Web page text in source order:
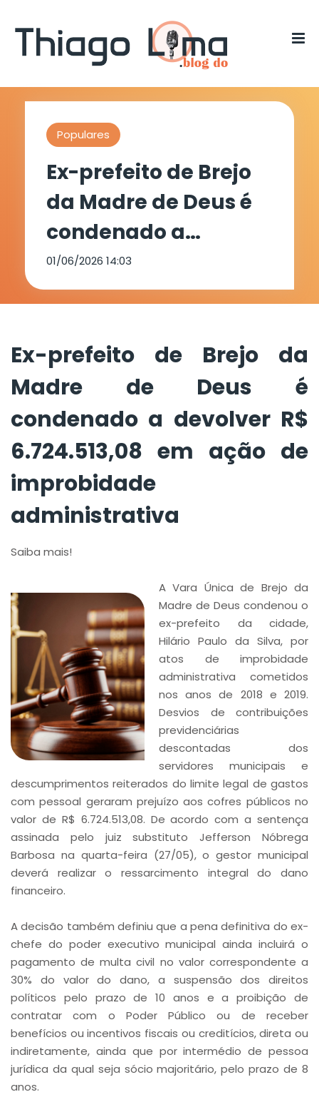
Populares
Ex-prefeito de Brejo
da Madre de Deus é
condenado a
devolver R$
6.724.513,08 em ação
administrativa
01/06/2026 14:03
Ex-prefeito de Brejo da
Madre de Deus é
condenado a devolver R$
6.724.513,08 em ação de
improbidade
administrativa
Saiba mais!
A Vara Única de Brejo da
Madre de Deus condenou o
ex-prefeito da cidade,
Hilário Paulo da Silva, por
atos de improbidade
administrativa cometidos
nos anos de 2018 e 2019.
Desvios de contribuições
previdenciárias
descontadas dos
servidores municipais e
descumprimentos reiterados do limite legal de gastos
com pessoal geraram prejuízo aos cofres públicos no
valor de R$ 6.724.513,08. De acordo com a sentença
assinada pelo juiz substituto Jefferson Nóbrega
Barbosa na quarta-feira (27/05), o gestor municipal
deverá realizar o ressarcimento integral do dano
financeiro.
A decisão também definiu que a pena definitiva do ex-
chefe do poder executivo municipal ainda incluirá o
pagamento de multa civil no valor correspondente a
30% do valor do dano, a suspensão dos direitos
políticos pelo prazo de 10 anos e a proibição de
contratar com o Poder Público ou de receber
benefícios ou incentivos fiscais ou creditícios, direta ou
indiretamente, ainda que por intermédio de pessoa
jurídica da qual seja sócio majoritário, pelo prazo de 8
anos.